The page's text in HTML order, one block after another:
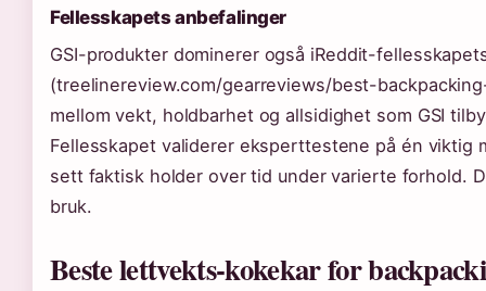
Fellesskapets anbefalinger
GSI-produkter dominerer også iReddit-
(treelinereview.com/gearreviews/best-
mellom vekt, holdbarhet og allsidighet som GSI
Fellesskapet validerer eksperttestene på én viktig
sett faktisk holder over tid under varierte forhold.
bruk.
Beste lettvekts-kokekar for